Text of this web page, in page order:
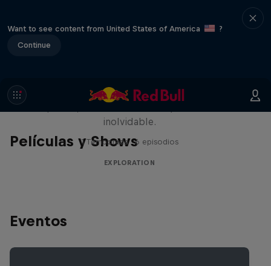
Want to see content from United States of America
?
Continue
Películas y Shows
Rob Warner’s Wild Rides
inolvidable.
1 Temporada · 6 episodios
EXPLORATION
Eventos